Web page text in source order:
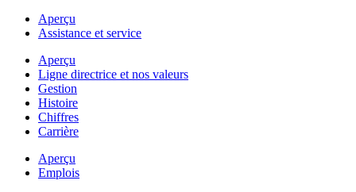
Aperçu
Assistance et service
Aperçu
Ligne directrice et nos valeurs
Gestion
Histoire
Chiffres
Carrière
Aperçu
Emplois